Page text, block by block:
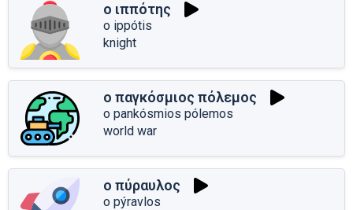
ο ιππότης
o ippótis
knight
ο παγκόσμιος πόλεμος
o pankósmios pólemos
world war
ο πύραυλος
o pýravlos